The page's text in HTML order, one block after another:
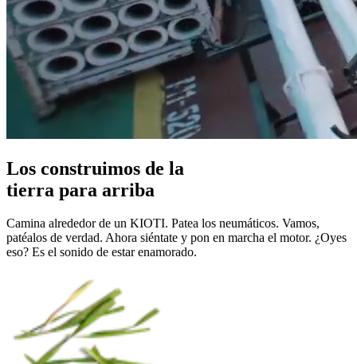
Los construimos de la
tierra para arriba
Camina alrededor de un KIOTI. Patea los neumáticos. Vamos,
patéalos de verdad. Ahora siéntate y pon en marcha el motor. ¿Oyes
eso? Es el sonido de estar enamorado.